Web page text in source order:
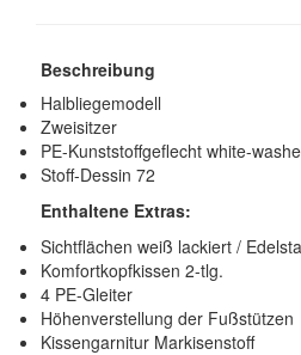
Beschreibung
Halbliegemodell
Zweisitzer
PE-Kunststoffgeflecht white-
Stoff-Dessin 72
Enthaltene Extras:
Sichtflächen weiß lackiert /
Komfortkopfkissen 2-tlg.
4 PE-Gleiter
Höhenverstellung der Fußstützen
Kissengarnitur Markisenstoff